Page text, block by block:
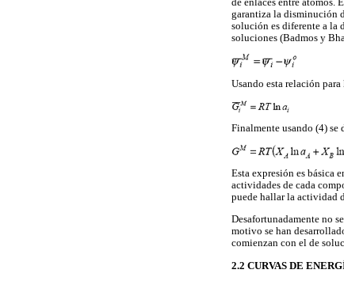
garantiza la disminución
solución es diferente a la
soluciones (Badmos y
Usando esta relación
Finalmente usando (4) se
Esta expresión es básica
actividades de cada
puede hallar la actividad
Desafortunadamente no
motivo se han
comienzan con el de
2.2 CURVAS DE